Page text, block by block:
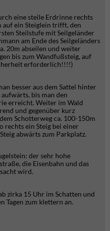
eine steile Erdrinne rechts
auf ein Steiglein trifft, den
Steilstufe mit Seilgeländer
am Ende des Seilgeländers
20m abseilen und weiter
bis zum Wandfußsteig, auf
erforderlich!!!!)
besser aus dem Sattel hinter
bis man den
erreicht. Weiter im Wald
und gegenüber kurz
Schotterweg ca. 100-150m
rechts ein Steig bei einer
abwärts zum Parkplatz.
der sehr hohe
die Eisenbahn und das
wird.
zirka 15 Uhr im Schatten und
Tagen zum klettern an.